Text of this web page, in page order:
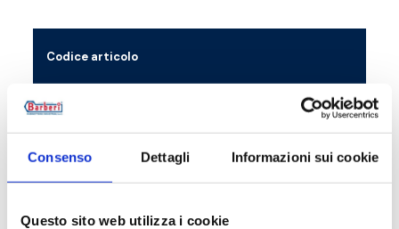
Consenso Dettagli Informazioni sui cookie
Questo sito web utilizza i cookie
Codice articolo
43D050000
Descrizione